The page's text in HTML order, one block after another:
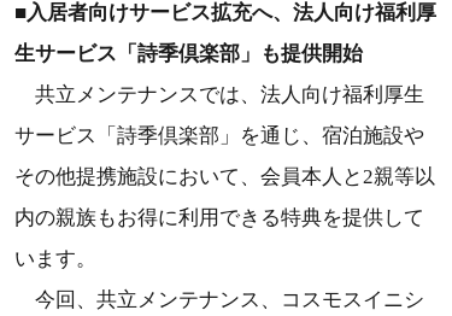
■入居者向けサービス拡充へ、法人向け福利厚
生サービス「詩季倶楽部」も提供開始
共立メンテナンスでは、法人向け福利厚生
サービス「詩季倶楽部」を通じ、宿泊施設や
その他提携施設において、会員本人と2親等以
内の親族もお得に利用できる特典を提供して
います。
今回、共立メンテナンス、コスモスイニシ